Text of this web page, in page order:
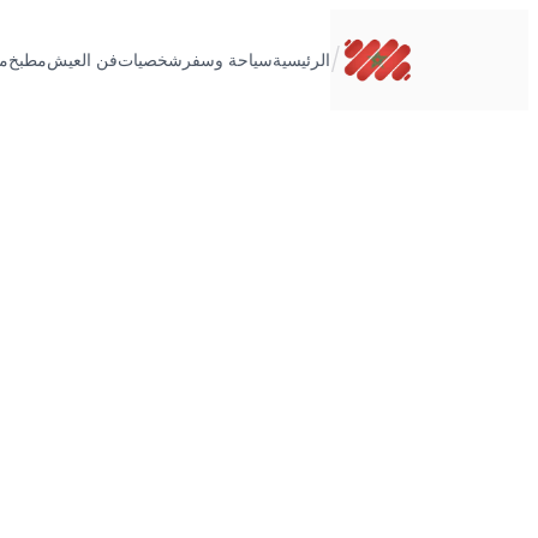
/الرئيسيةسياحة وسفر شخصياتفن العيشمطبخ